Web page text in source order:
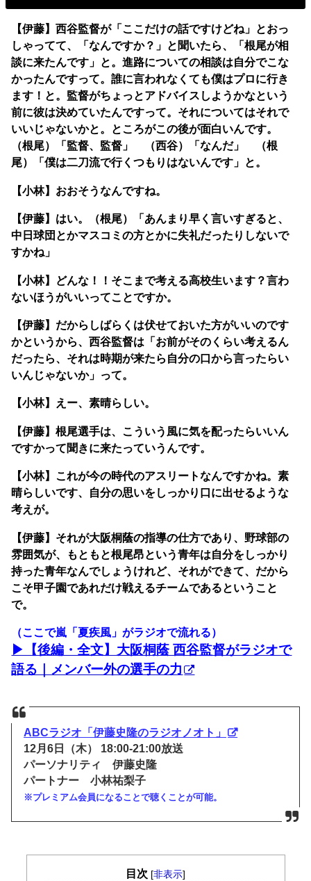
【伊藤】西谷監督が「ここだけの話ですけどね」とおっ
しゃってて、「なんですか？」と聞いたら、「根尾が相
談に来たんです」と。進路についての相談は自分でこな
かったんですって。誰に言われなくても僕はプロに行き
ます！と。監督がちょっとアドバイスしようかなという
前に彼は決めていたんですって。それについてはそれで
いいじゃないかと。ところがこの後が面白いんです。
（根尾）「監督、監督」 （西谷）「なんだ」 （根
尾）「僕は二刀流で行くつもりはないんです」と。
【小林】おおそうなんですね。
【伊藤】はい。（根尾）「あんまり早く言いすぎると、
中日球団とかマスコミの方とかに失礼だったりしないで
すかね」
【小林】どんな！！そこまで考える高校生います？言わ
ないほうがいいってことですか。
【伊藤】だからしばらくは伏せておいた方がいいのです
かというから、西谷監督は「お前がそのくらい考えるん
だったら、それは時期が来たら自分の口から言ったらい
いんじゃないか」って。
【小林】えー、素晴らしい。
【伊藤】根尾選手は、こういう風に気を配ったらいいん
ですかって聞きに来たっていうんです。
【小林】これが今の時代のアスリートなんですかね。素
晴らしいです、自分の思いをしっかり口に出せるような
考えが。
【伊藤】それが大阪桐蔭の指導の仕方であり、野球部の
雰囲気が、もともと根尾昂という青年は自分をしっかり
持った青年なんでしょうけれど、それができて、だから
こそ甲子園であれだけ戦えるチームであるということ
で。
（ここで嵐「夏疾風」がラジオで流れる）
▶︎【後編・全文】大阪桐蔭 西谷監督がラジオで
語る｜メンバー外の選手の力
ABCラジオ「伊藤史隆のラジオノオト」
12月6日（木） 18:00-21:00放送
パーソナリティ 伊藤史隆
パートナー 小林祐梨子
※プレミアム会員になることで聴くことが可能。
目次 [非表示]